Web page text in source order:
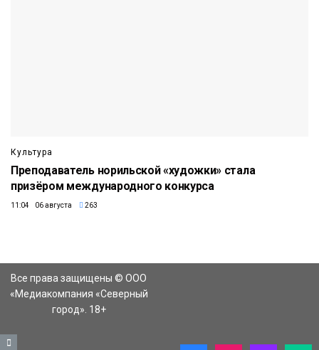
Культура
Преподаватель норильской «художки» стала
призёром международного конкурса
11:04 06 августа 263
Все права защищены © ООО
«Медиакомпания «Северный
город». 18+